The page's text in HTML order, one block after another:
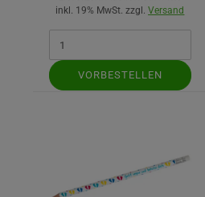
inkl. 19% MwSt. zzgl.Versand
VORBESTELLEN